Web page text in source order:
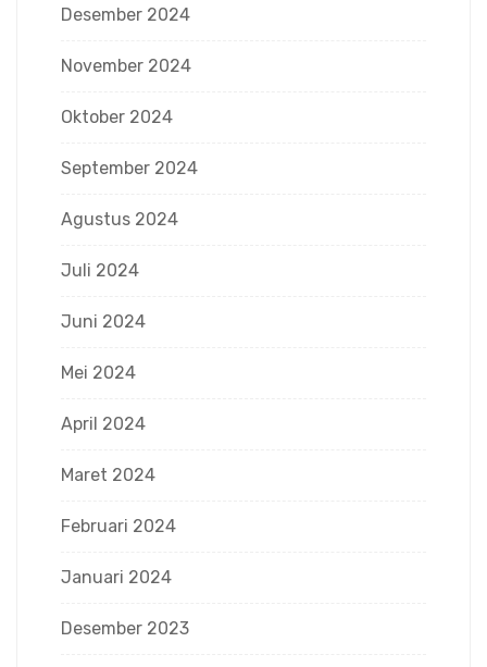
Desember 2024
November 2024
Oktober 2024
September 2024
Agustus 2024
Juli 2024
Juni 2024
Mei 2024
April 2024
Maret 2024
Februari 2024
Januari 2024
Desember 2023